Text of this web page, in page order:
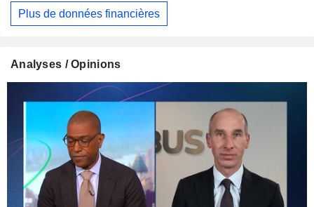
Plus de données financières
Analyses / Opinions